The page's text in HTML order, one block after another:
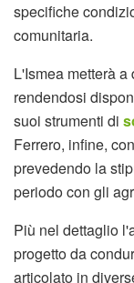
specifiche
comunitaria.
L'Ismea metterà
rendendosi
suoi strumenti di
Ferrero, infine,
prevedendo la
periodo con gli
Più nel dettaglio
progetto da
articolato in